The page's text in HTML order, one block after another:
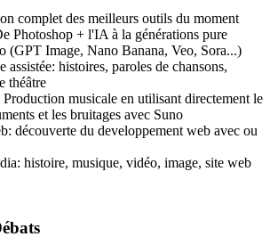
complet des meilleurs outils du moment
Photoshop + l'IA à la générations pure
(GPT Image, Nano Banana, Veo, Sora...)
assistée: histoires, paroles de chansons,
théâtre
musicale en utilisant directement le
et les bruitages avec Suno
découverte du developpement web avec ou
histoire, musique, vidéo, image, site web